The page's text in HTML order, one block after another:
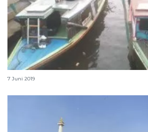
Wisata susur Sungai Martapura
7 Juni 2019